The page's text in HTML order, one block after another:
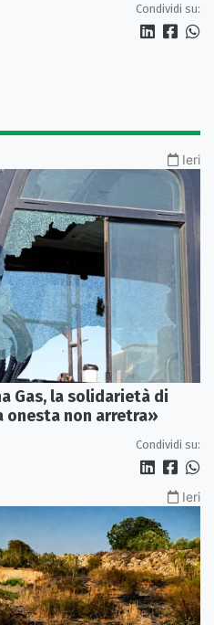
Condividi su:
Ieri
Gas, la solidarietà di
onesta non arretra»
Condividi su:
Ieri